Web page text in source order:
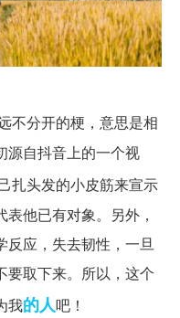
不分开的梗，意思是相
源自抖音上的一个视
扎头发的小皮筋来宣示
他已有对象。另外，
应，失去韧性，一旦
要取下来。所以，这个
我的人吧！